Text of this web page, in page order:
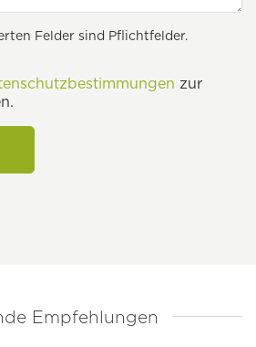
Felder sind Pflichtfelder.
zur
Empfehlungen